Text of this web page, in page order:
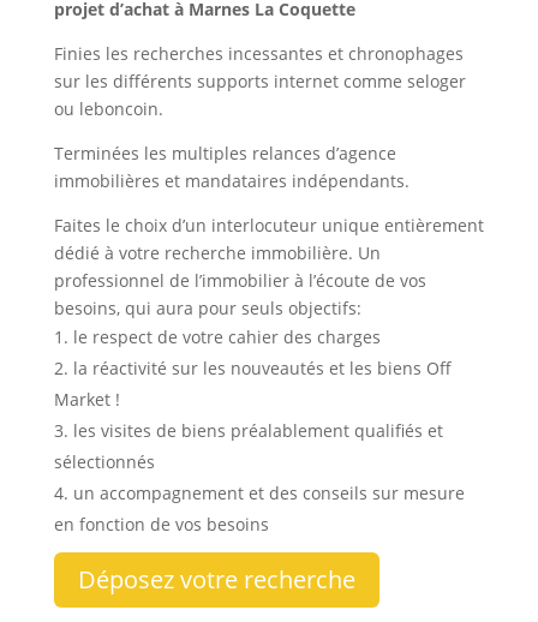
projet d’achat à Marnes La Coquette
Finies les recherches incessantes et chronophages
sur les différents supports internet comme seloger
ou leboncoin.
Terminées les multiples relances d’agence
immobilières et mandataires indépendants.
Faites le choix d’un interlocuteur unique entièrement
dédié à votre recherche immobilière. Un
professionnel de l’immobilier à l’écoute de vos
besoins, qui aura pour seuls objectifs:
le respect de votre cahier des charges
la réactivité sur les nouveautés et les biens Off
Market !
les visites de biens préalablement qualifiés et
sélectionnés
un accompagnement et des conseils sur mesure
en fonction de vos besoins
Déposez votre recherche